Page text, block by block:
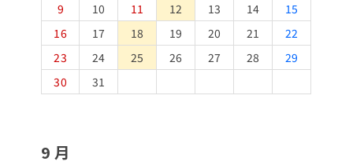
9
10 11 12 13 14
15
16
17 18 19 20 21
22
23
24 25 26 27 28
29
30
31
9月